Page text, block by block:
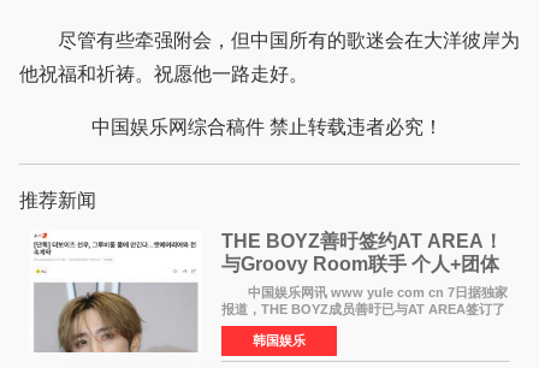
尽管有些牵强附会，但中国所有的歌迷会在大洋彼岸为
他祝福和祈祷。祝愿他一路走好。
中国娱乐网综合稿件 禁止转载违者必究！
推荐新闻
THE BOYZ善旴签约AT AREA！
与Groovy Room联手 个人+团体
活动并行
中国娱乐网讯 www yule com cn 7日据独家
报道，THE BOYZ成员善旴已与AT AREA签订了
专属合约。AT AREA是由知名制作人组合
Groovy Room创立的hip-hop厂牌，旗下拥有多
位实力派音乐人，在韩
韩国娱乐